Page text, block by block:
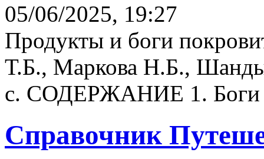
05/06/2025, 19:27
Продукты и боги
Т.Б., Маркова Н.Б.,
с. СОДЕРЖАНИЕ 1. Боги
Справочник